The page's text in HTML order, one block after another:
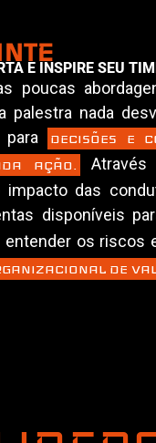
E INSPIRE SEU
poucas
palestra nada
DECISÕES E
AÇÃO.
das
disponíveis
entender os riscos
DE